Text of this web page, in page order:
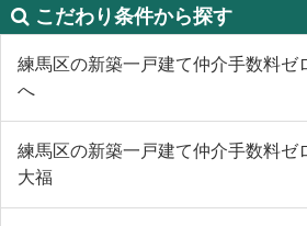
こだわり条件から探す
練馬区の新築一戸建て仲介手数料ゼ
へ
練馬区の新築一戸建て仲介手数料ゼ
大福